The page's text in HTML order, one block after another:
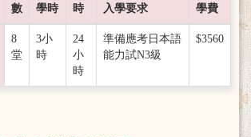
數
學時
時
入學要求 學費
8
堂
3小
時
24
小
時
準備應考日本語
能力試N3級
$3560